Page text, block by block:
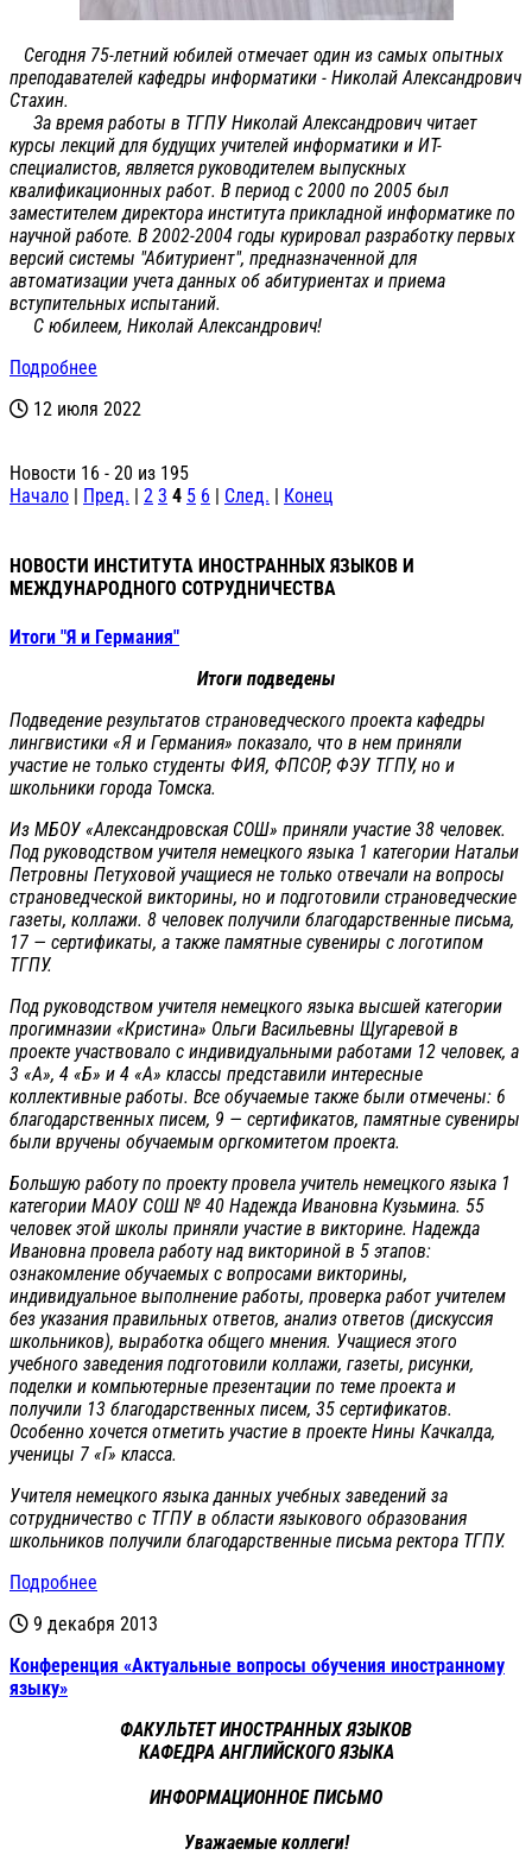
Сегодня 75-летний юбилей отмечает один из самых опытных
преподавателей кафедры информатики - Николай Александрович
Стахин.
За время работы в ТГПУ Николай Александрович читает
курсы лекций для будущих учителей информатики и ИТ-
специалистов, является руководителем выпускных
квалификационных работ. В период с 2000 по 2005 был
заместителем директора института прикладной информатике по
научной работе. В 2002-2004 годы курировал разработку первых
версий системы "Абитуриент", предназначенной для
автоматизации учета данных об абитуриентах и приема
вступительных испытаний.
С юбилеем, Николай Александрович!
Подробнее
12 июля 2022
Новости 16 - 20 из 195
Начало | Пред. | 2 3 4 5 6 | След. | Конец
НОВОСТИ ИНСТИТУТА ИНОСТРАННЫХ ЯЗЫКОВ И
МЕЖДУНАРОДНОГО СОТРУДНИЧЕСТВА
Итоги "Я и Германия"
Итоги подведены
Подведение результатов страноведческого проекта кафедры
лингвистики «Я и Германия» показало, что в нем приняли
участие не только студенты ФИЯ, ФПСОР, ФЭУ ТГПУ, но и
школьники города Томска.
Из МБОУ «Александровская СОШ» приняли участие 38 человек.
Под руководством учителя немецкого языка 1 категории Натальи
Петровны Петуховой учащиеся не только отвечали на вопросы
страноведческой викторины, но и подготовили страноведческие
газеты, коллажи. 8 человек получили благодарственные письма,
17 — сертификаты, а также памятные сувениры с логотипом
ТГПУ.
Под руководством учителя немецкого языка высшей категории
прогимназии «Кристина» Ольги Васильевны Щугаревой в
проекте участвовало с индивидуальными работами 12 человек, а
3 «А», 4 «Б» и 4 «А» классы представили интересные
коллективные работы. Все обучаемые также были отмечены: 6
благодарственных писем, 9 — сертификатов, памятные сувениры
были вручены обучаемым оргкомитетом проекта.
Большую работу по проекту провела учитель немецкого языка 1
категории МАОУ СОШ № 40 Надежда Ивановна Кузьмина. 55
человек этой школы приняли участие в викторине. Надежда
Ивановна провела работу над викториной в 5 этапов:
ознакомление обучаемых с вопросами викторины,
индивидуальное выполнение работы, проверка работ учителем
без указания правильных ответов, анализ ответов (дискуссия
школьников), выработка общего мнения. Учащиеся этого
учебного заведения подготовили коллажи, газеты, рисунки,
поделки и компьютерные презентации по теме проекта и
получили 13 благодарственных писем, 35 сертификатов.
Особенно хочется отметить участие в проекте Нины Качкалда,
ученицы 7 «Г» класса.
Учителя немецкого языка данных учебных заведений за
сотрудничество с ТГПУ в области языкового образования
школьников получили благодарственные письма ректора ТГПУ.
Подробнее
9 декабря 2013
Конференция «Актуальные вопросы обучения иностранному
языку»
ФАКУЛЬТЕТ ИНОСТРАННЫХ ЯЗЫКОВ
КАФЕДРА АНГЛИЙСКОГО ЯЗЫКА
ИНФОРМАЦИОННОЕ ПИСЬМО
Уважаемые коллеги!